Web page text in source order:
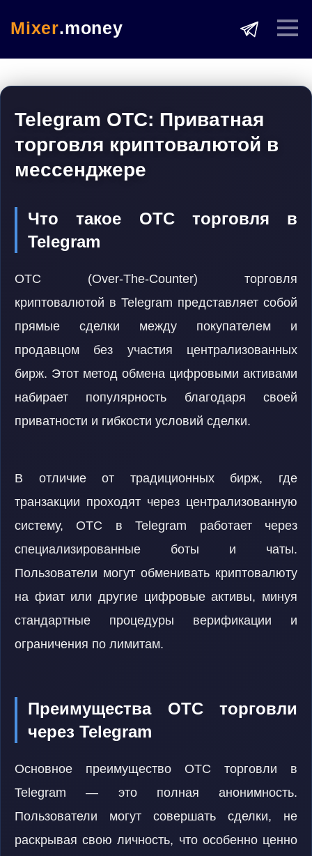
Mixer.money
Telegram OTC: Приватная
торговля криптовалютой в
мессенджере
Что такое OTC торговля в
Telegram
OTC (Over-The-Counter) торговля
криптовалютой в Telegram представляет собой
прямые сделки между покупателем и
продавцом без участия централизованных
бирж. Этот метод обмена цифровыми активами
набирает популярность благодаря своей
приватности и гибкости условий сделки.
В отличие от традиционных бирж, где
транзакции проходят через централизованную
систему, OTC в Telegram работает через
специализированные боты и чаты.
Пользователи могут обменивать криптовалюту
на фиат или другие цифровые активы, минуя
стандартные процедуры верификации и
ограничения по лимитам.
Преимущества OTC торговли
через Telegram
Основное преимущество OTC торговли в
Telegram — это полная анонимность.
Пользователи могут совершать сделки, не
раскрывая свою личность, что особенно ценно